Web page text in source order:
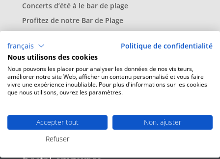
Concerts d’été à le bar de plage
Profitez de notre Bar de Plage
Promo Spa Printemps
Itinéraires à vélo o à pied au départ de HE
Commentaires récents
français
Politique de confidentialité
Nous utilisons des cookies
Nous pouvons les placer pour analyser les données de nos visiteurs,
améliorer notre site Web, afficher un contenu personnalisé et vous faire
vivre une expérience inoubliable. Pour plus d'informations sur les cookies
que nous utilisons, ouvrez les paramètres.
Accepter tout
Non, ajuster
Refuser